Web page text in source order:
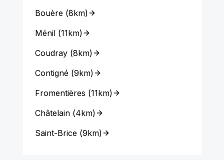
Bouère(8km)
Ménil(11km)
Coudray(8km)
Contigné(9km)
Fromentières (11km)
Châtelain(4km)
Saint-Brice(9km)